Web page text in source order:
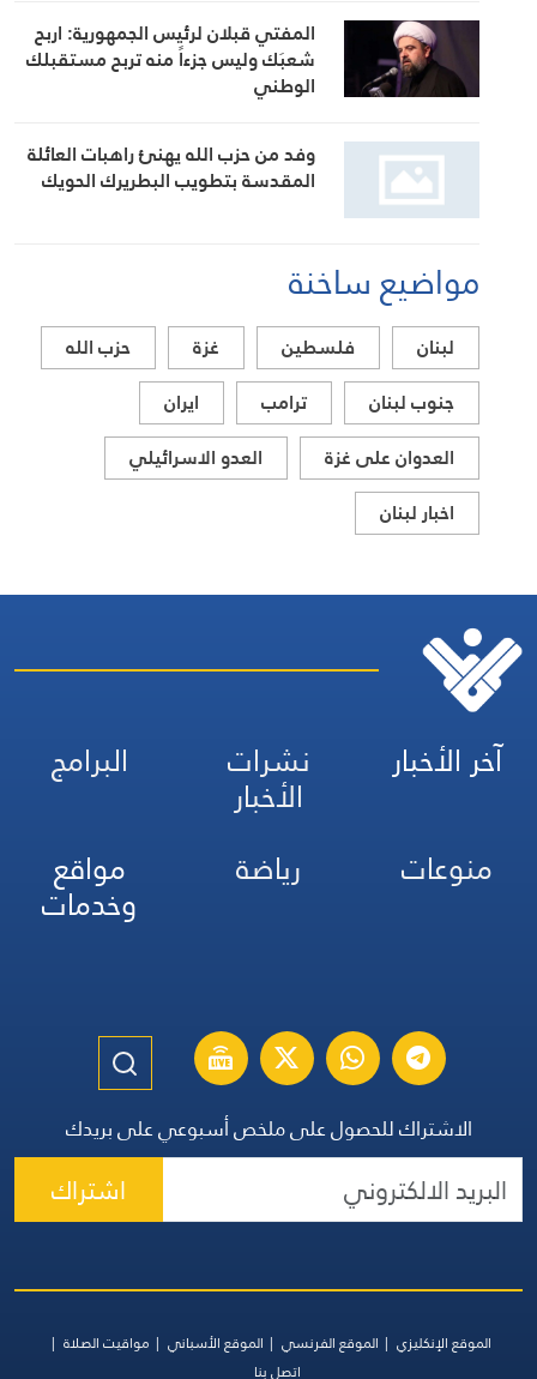
المواطن
المفتي قبلان لرئيس الجمهورية: اربح
شعبَك وليس جزءاً منه تربح مستقبلك
الوطني
وفد من حزب الله يهنئ راهبات العائلة
المقدسة بتطويب البطريرك الحويك
مواضيع ساخنة
لبنان فلسطين غزة
حزب الله
جنوب لبنان
ترامب
ايران
العدوان على غزة
العدو الاسرائيلي
اخبار لبنان
آخر الأخبار نشرات
الأخبار
البرامج
منوعات
رياضة مواقع
وخدمات
الاشتراك للحصول على ملخص أسبوعي على بريدك
اشتراك
الموقع الإنكليزي الموقع الفرنسي الموقع الأسباني
مواقيت الصلاة
اتصل بنا